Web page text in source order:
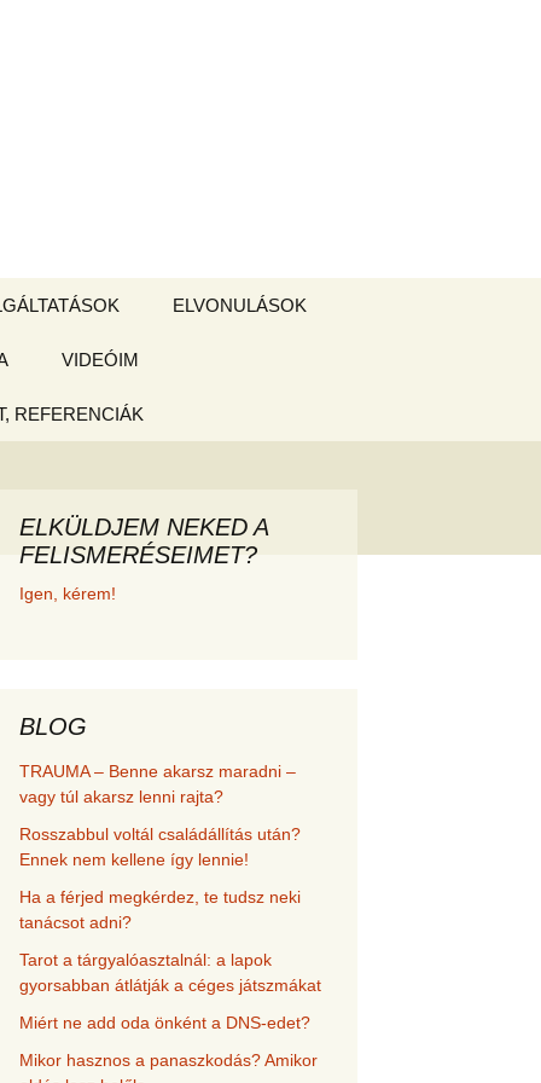
BOLT
ELVONULÁSOK
VIDEÓIM
REFERENCIÁK
az új
és
ELKÜLDJEM NEKED A
FELISMERÉSEIMET?
Igen, kérem!
BLOG
TRAUMA – Benne akarsz maradni –
vagy túl akarsz lenni rajta?
Rosszabbul voltál családállítás után?
Ennek nem kellene így lennie!
Ha a férjed megkérdez, te tudsz neki
tanácsot adni?
Tarot a tárgyalóasztalnál: a lapok
gyorsabban átlátják a céges játszmákat
Miért ne add oda önként a DNS-edet?
Mikor hasznos a panaszkodás? Amikor